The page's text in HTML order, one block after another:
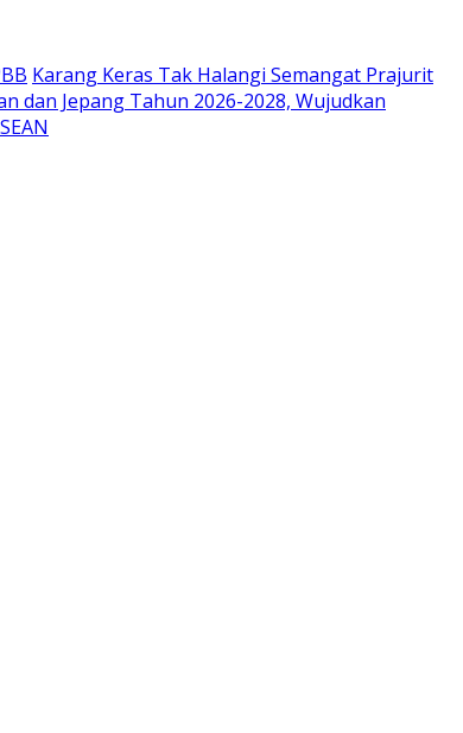
Karang Keras Tak Halangi Semangat Prajurit
dan Jepang Tahun 2026-2028, Wujudkan